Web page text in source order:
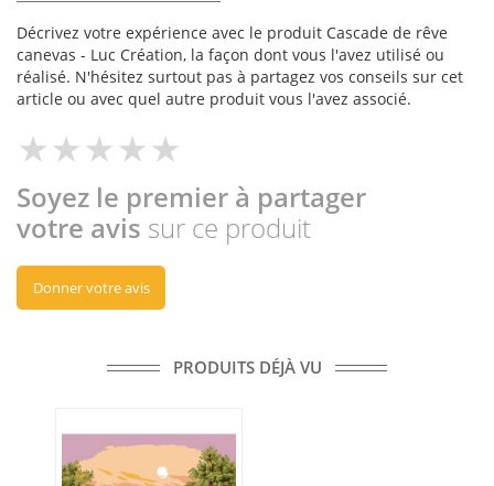
Décrivez votre expérience avec le produit Cascade de rêve
canevas - Luc Création, la façon dont vous l'avez utilisé ou
réalisé. N'hésitez surtout pas à partagez vos conseils sur cet
article ou avec quel autre produit vous l'avez associé.
Soyez le premier à partager
votre avis sur ce produit
Donner votre avis
PRODUITS DÉJÀ VU